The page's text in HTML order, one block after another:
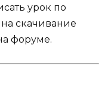
урок по
скачивание
форуме.